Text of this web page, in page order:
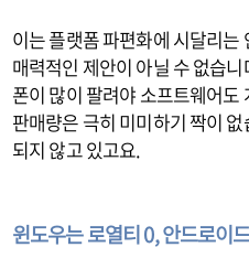
이는 플랫폼 파편화에 시달리
매력적인 제안이 아닐 수 없습
폰이 많이 팔려야 소프트웨어
판매량은 극히 미미하기 짝이
되지 않고 있고요.
윈도우는 로열티 0, 안드로이